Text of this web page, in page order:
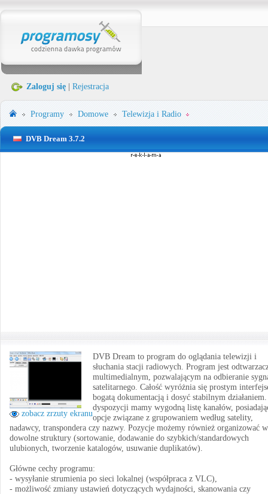
Zaloguj się Rejestracja
Programy Domowe Telewizja i Radio
DVB Dream 3.7.2
zobacz zrzuty ekranu
DVB Dream to program do oglądania telewizji i
słuchania stacji radiowych. Program jest
multimedialnym, pozwalającym na odbieranie
satelitarnego. Całość wyróżnia się prostym
bogatą dokumentacją i dosyć stabilnym
dyspozycji mamy wygodną listę kanałów,
opcje związane z grupowaniem według satelity,
nadawcy, transpondera czy nazwy. Pozycje możemy również organizować w
dowolne struktury (sortowanie, dodawanie do szybkich/standardowych
ulubionych, tworzenie katalogów, usuwanie duplikatów).
Główne cechy programu:
- wysyłanie strumienia po sieci lokalnej (współpraca z VLC),
- możliwość zmiany ustawień dotyczących wydajności, skanowania czy